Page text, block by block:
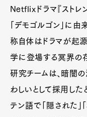
Pen
Netflixドラマ『ストレ
「デモゴルゴン」に由
称自体はドラマが起
学に登場する冥界の
研究チームは、暗闇
わしいとして採用した
テン語で「隠された」